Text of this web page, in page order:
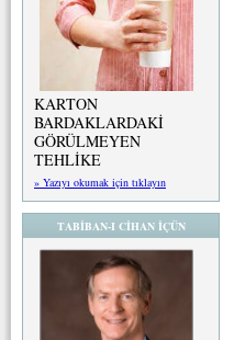
KARTON
BARDAKLARDAKİ
GÖRÜLMEYEN
TEHLİKE
» Yazıyı okumak için tıklayın
TABİBAN-I CİHAN İÇÜN